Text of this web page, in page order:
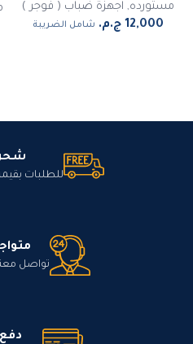
مستورده, اجهزة ضباب ( فوجر )
شامل الضريبة
للطلبات بقيمة 1000 جنيه أو
تواصل
دفع